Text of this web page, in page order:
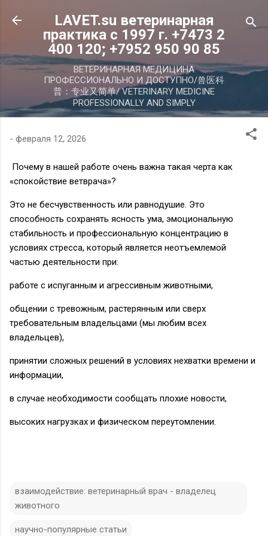
К основному контенту
LAVET.su ветеринарная
практика с 1997 г. +7473 2
400 120; +7952 950 90 85
ВЕТЕРИНАРНАЯ МЕДИЦИНА
ПРОФЕССИОНАЛЬНО И ДОСТУПНО/兽医科
普：专业又简单/ VETERINARY MEDICINE
PROFESSIONALLY AND SIMPLY
- февраля 12, 2026
Почему в нашей работе очень важна такая черта как
«спокойствие ветврача»?
Это не бесчувственность или равнодушие. Это
способность сохранять ясность ума, эмоциональную
стабильность и профессиональную концентрацию в
условиях стресса, который является неотъемлемой
частью деятельности при:
работе с испуганным и агрессивным животными,
общении с тревожным, растерянным или сверх
требовательным владельцами (мы любим всех
владельцев),
принятии сложных решений в условиях нехватки времени и
информации,
в случае необходимости сообщать плохие новости,
высоких нагрузках и физическом переутомлении.
взаимодействие: ветеринарный врач - владелец
животного
научно-популярные статьи